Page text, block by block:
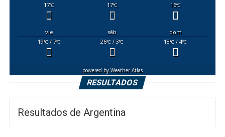
17°C 17°C 16°C
vie sáb
dom
19°C/ 7°C 26°C / 3°C 18°C / 4°C
powered byWeather Atlas
RESULTADOS
Resultados de Argentina